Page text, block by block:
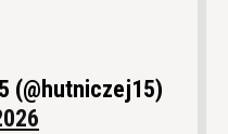
(@hutniczej15)